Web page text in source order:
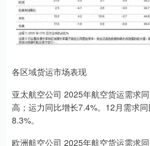
各区域货运市场表现
亚太航空公司 2025年航空货运需求
高；运力同比增长7.4%。12月需求
8.3%。
欧洲航空公司 2025年航空货运需求